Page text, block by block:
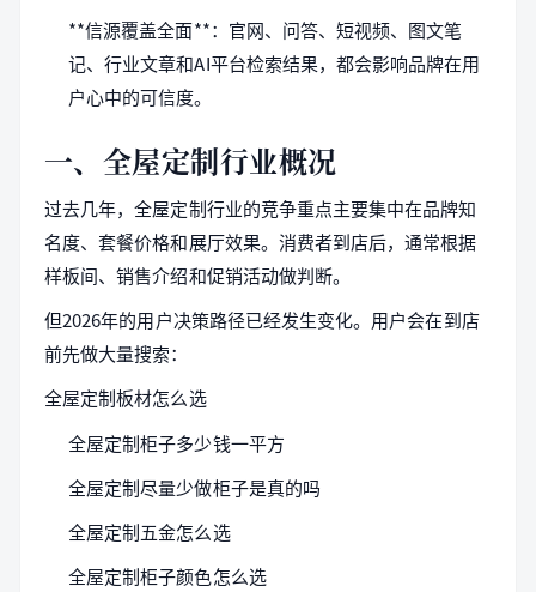
**信源覆盖全面**：官网、问答、短视频、图文笔
记、行业文章和AI平台检索结果，都会影响品牌在用
户心中的可信度。
一、全屋定制行业概况
过去几年，全屋定制行业的竞争重点主要集中在品牌知
名度、套餐价格和展厅效果。消费者到店后，通常根据
样板间、销售介绍和促销活动做判断。
但2026年的用户决策路径已经发生变化。用户会在到店
前先做大量搜索：
全屋定制板材怎么选
全屋定制柜子多少钱一平方
全屋定制尽量少做柜子是真的吗
全屋定制五金怎么选
全屋定制柜子颜色怎么选